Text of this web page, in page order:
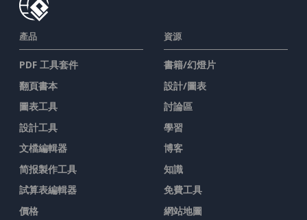
產品
PDF 工具套件
翻頁書本
圖表工具
設計工具
文檔編輯器
简报製作工具
試算表編輯器
價格
資源
書籍/幻燈片
設計/圖表
討論區
學習
博客
知識
免費工具
網站地圖